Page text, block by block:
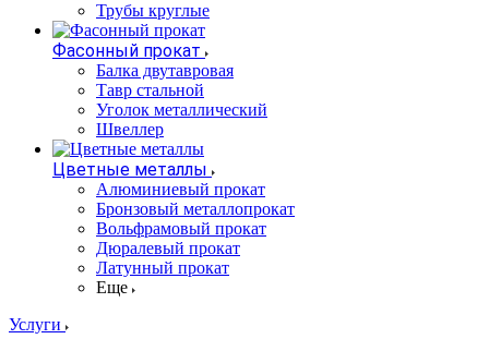
Трубы круглые
Фасонный прокат
Балка двутавровая
Тавр стальной
Уголок металлический
Швеллер
Цветные металлы
Алюминиевый прокат
Бронзовый металлопрокат
Вольфрамовый прокат
Дюралевый прокат
Латунный прокат
Еще
Услуги